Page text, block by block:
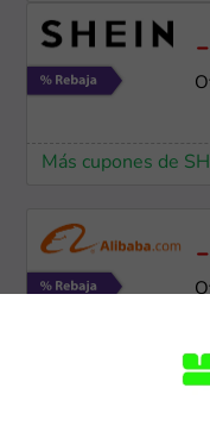
Más cupones de
Más cupones de